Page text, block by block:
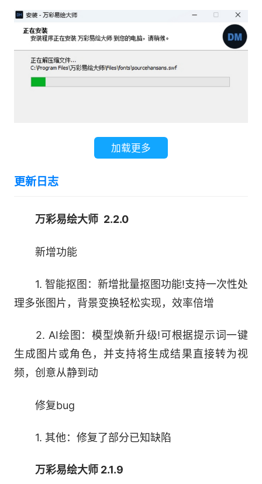
1、强大的AI绘图工具
无需为图片素材烦恼，输入关键词，选择风
2、AI写真
上传照片，选择模板，轻松两步，让您在家也
能拍写真大片。海量素材、高清人像、数字分身、
3、老照片修复
修复破损细节，重拾逝去的时光美好瞬间。智能修
复、高清还原、场景多样、色彩填充
4、矢量素材编辑
加载更多
更新日志
万彩易绘大师 2.2.0
新增功能
1. 智能抠图：新增批量抠图功能!支持一次性处
理多张图片，背景变换轻松实现，效率倍增
2. AI绘图：模型焕新升级!可根据提示词一键
生成图片或角色，并支持将生成结果直接转为视
频，创意从静到动
修复bug
1. 其他：修复了部分已知缺陷
万彩易绘大师 2.1.9